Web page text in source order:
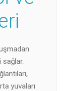
sağlar.
yuvaları